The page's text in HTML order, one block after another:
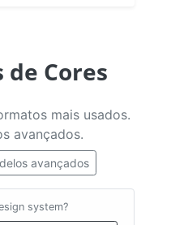
de Cores
mais usados.
avançados.
avançados
system?